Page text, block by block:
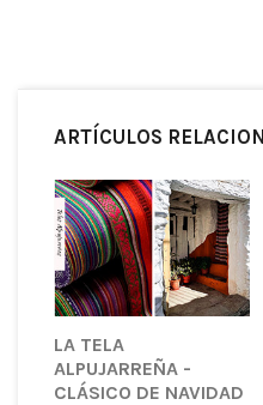
ARTÍCULOS
LA TELA
ALPUJARREÑA -
CLÁSICO DE NAVIDAD